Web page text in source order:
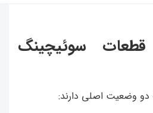
سوئیچینگ
دو وضعیت اصلی دارند: